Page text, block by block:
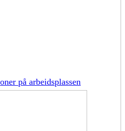
på arbeidsplassen